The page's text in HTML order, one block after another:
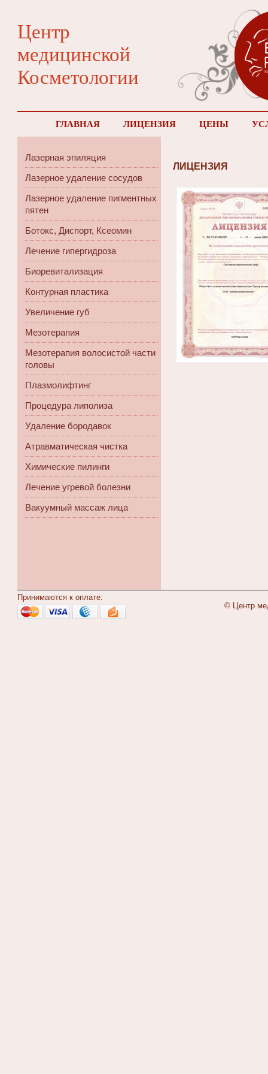
Центр
медицинской
Косметологии
ГЛАВНАЯ ЛИЦЕНЗИЯ ЦЕНЫ
Лазерная эпиляция
Лазерное удаление сосудов
Лазерное удаление пигментных
пятен
Ботокс, Диспорт, Ксеомин
Лечение гипергидроза
Биоревитализация
Контурная пластика
Увеличение губ
Мезотерапия
Мезотерапия волосистой части
головы
Плазмолифтинг
Процедура липолиза
Удаление бородавок
Атравматическая чистка
Химические пилинги
Лечение угревой болезни
Вакуумный массаж лица
ЛИЦЕНЗИЯ
Принимаются к оплате:
© Центр